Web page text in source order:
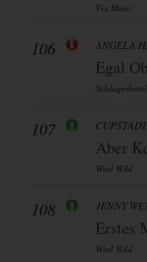
Via Music
106 ANGELA
Egal
Schlagerhotel
107 CUPSTADT
Aber
Wird Wild
108 JENNY
Erstes
Wird Wild